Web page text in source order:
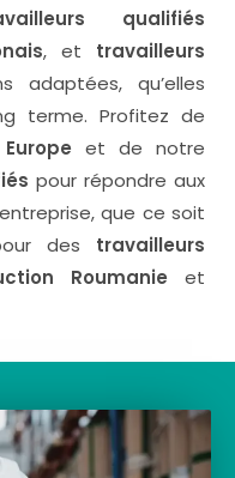
qualifiés
, et travailleurs
adaptées, qu’elles
terme. Profitez de
et de notre
pour répondre aux
que ce soit
des travailleurs
Roumanie et